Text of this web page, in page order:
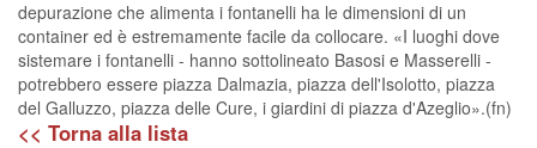
depurazione che alimenta i fontanelli ha le dimensioni di un
container ed è estremamente facile da collocare. «I luoghi dove
sistemare i fontanelli - hanno sottolineato Basosi e Masserelli -
potrebbero essere piazza Dalmazia, piazza dell'Isolotto, piazza
del Galluzzo, piazza delle Cure, i giardini di piazza d'Azeglio».(fn)
<< Torna alla lista